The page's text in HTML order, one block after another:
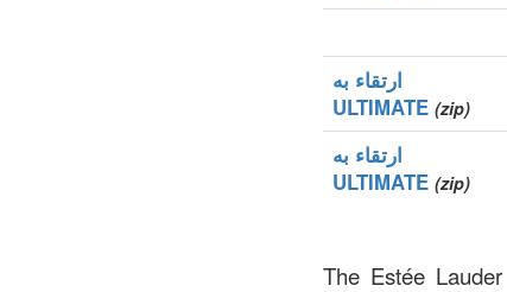
ارتقاء به
ULTIMATE (zip)
ارتقاء به
ULTIMATE (zip)
.lamer یک دامنه‌های سطح بالای عمومی (gTLDs), رجیستری منطقه که توسط The Estée Lauder